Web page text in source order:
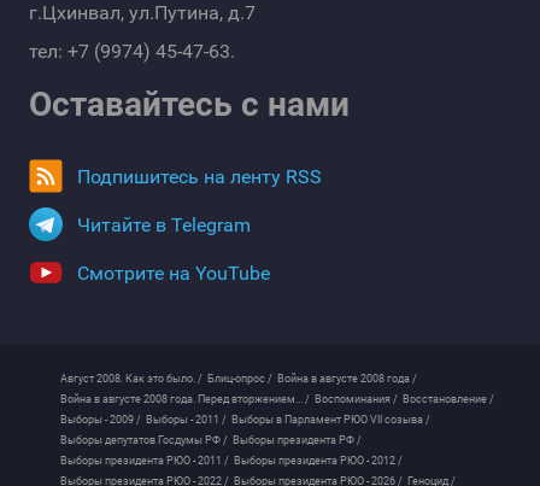
г.Цхинвал, ул.Путина, д.7
тел: +7 (9974) 45-47-63.
Оставайтесь с нами
Подпишитесь на ленту RSS
Читайте в Telegram
Смотрите на YouTube
Август 2008. Как это было. / Блиц-опрос / Война в августе 2008 года /
Война в августе 2008 года. Перед вторжением... / Воспоминания / Восстановление /
Выборы - 2009 / Выборы - 2011 / Выборы в Парламент РЮО VII созыва /
Выборы депутатов Госдумы РФ / Выборы президента РФ /
Выборы президента РЮО - 2011 / Выборы президента РЮО - 2012 /
Выборы президента РЮО - 2022 / Выборы президента РЮО - 2026 / Геноцид /